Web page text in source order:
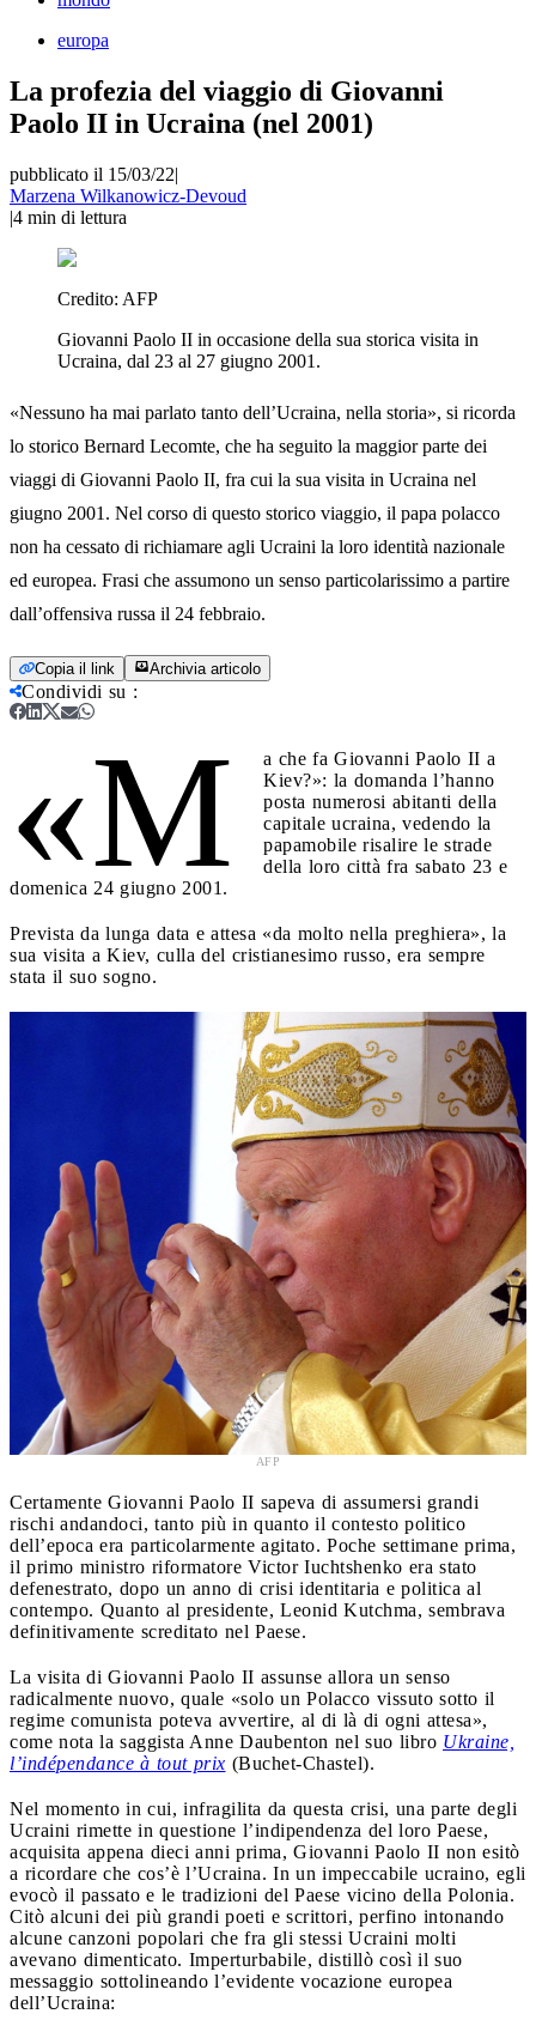
europa
La profezia del viaggio di Giovanni
Paolo II in Ucraina (nel 2001)
pubblicato il 15/03/22|
Marzena Wilkanowicz-Devoud
|4 min di lettura
Credito: AFP
Giovanni Paolo II in occasione della sua storica visita in
Ucraina, dal 23 al 27 giugno 2001.
«Nessuno ha mai parlato tanto dell’Ucraina, nella storia», si ricorda
lo storico Bernard Lecomte, che ha seguito la maggior parte dei
viaggi di Giovanni Paolo II, fra cui la sua visita in Ucraina nel
giugno 2001. Nel corso di questo storico viaggio, il papa polacco
non ha cessato di richiamare agli Ucraini la loro identità nazionale
ed europea. Frasi che assumono un senso particolarissimo a partire
dall’offensiva russa il 24 febbraio.
Copia il link Archivia articolo
Condividi su :
«M
a che fa Giovanni Paolo II a
Kiev?»: la domanda l’hanno
posta numerosi abitanti della
capitale ucraina, vedendo la
papamobile risalire le strade
della loro città fra sabato 23 e
domenica 24 giugno 2001.
Prevista da lunga data e attesa «da molto nella preghiera», la
sua visita a Kiev, culla del cristianesimo russo, era sempre
stata il suo sogno.
AFP
Certamente Giovanni Paolo II sapeva di assumersi grandi
rischi andandoci, tanto più in quanto il contesto politico
dell’epoca era particolarmente agitato. Poche settimane prima,
il primo ministro riformatore Victor Iuchtshenko era stato
defenestrato, dopo un anno di crisi identitaria e politica al
contempo. Quanto al presidente, Leonid Kutchma, sembrava
definitivamente screditato nel Paese.
La visita di Giovanni Paolo II assunse allora un senso
radicalmente nuovo, quale «solo un Polacco vissuto sotto il
regime comunista poteva avvertire, al di là di ogni attesa»,
come nota la saggista Anne Daubenton nel suo libro Ukraine,
l’indépendance à tout prix (Buchet-Chastel).
Nel momento in cui, infragilita da questa crisi, una parte degli
Ucraini rimette in questione l’indipendenza del loro Paese,
acquisita appena dieci anni prima, Giovanni Paolo II non esitò
a ricordare che cos’è l’Ucraina. In un impeccabile ucraino, egli
evocò il passato e le tradizioni del Paese vicino della Polonia.
Citò alcuni dei più grandi poeti e scrittori, perfino intonando
alcune canzoni popolari che fra gli stessi Ucraini molti
avevano dimenticato. Imperturbabile, distillò così il suo
messaggio sottolineando l’evidente vocazione europea
dell’Ucraina: